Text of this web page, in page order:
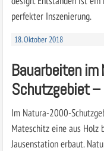
perfekter Inszenierung.
18. Oktober 2018
Bauarbeiten
Schutzgebiet
Im Natura-2000-
Mateschitz eine aus Holz
Jausenstation erbaut.